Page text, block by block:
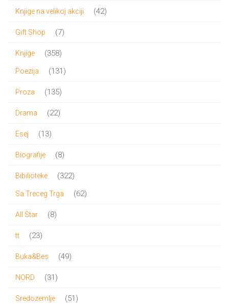
Knjige na velikoj akciji 4242
Gift Shop 77
Knjige 358358
proizvoda
Poezija 131 131
Proza 135135
Drama 2222
Esej 1313
Biografije 88
Bibilioteke 322322
proizvoda
Sa Treceg Trga 6262
All Star 88
tt 2323
Buka&Bes 4949
NORD 31 31
Sredozemlje 51 51